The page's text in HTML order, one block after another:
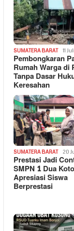
SUMATERA BARAT 11
Pembongkaran
Rumah Warga di
Tanpa Dasar
Keresahan
SUMATERA BARAT 20
Prestasi Jadi
SMPN 1 Dua
Apresiasi Siswa
Berprestasi